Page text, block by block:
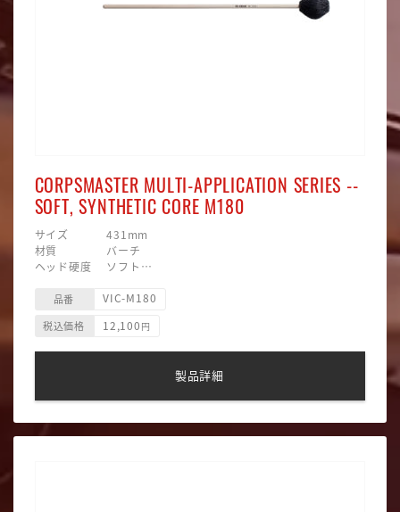
CORPSMASTER MULTI-APPLICATION SERIES --
SOFT, SYNTHETIC CORE M180
サイズ 431mm
材質 バーチ
ヘッド硬度 ソフト
ヘッド形状 ラウンド型
品番 VIC-M180
税込価格 12,100 円
製品詳細